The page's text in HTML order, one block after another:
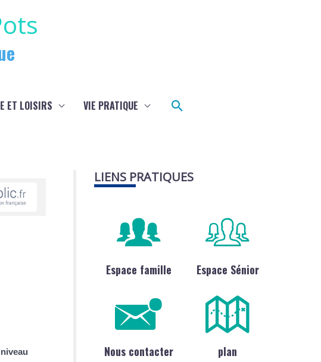
ET LOISIRS VIE PRATIQUE Rechercher
niveau
LIENS PRATIQUES
Espace famille Espace Sénior
Nous contacter plan